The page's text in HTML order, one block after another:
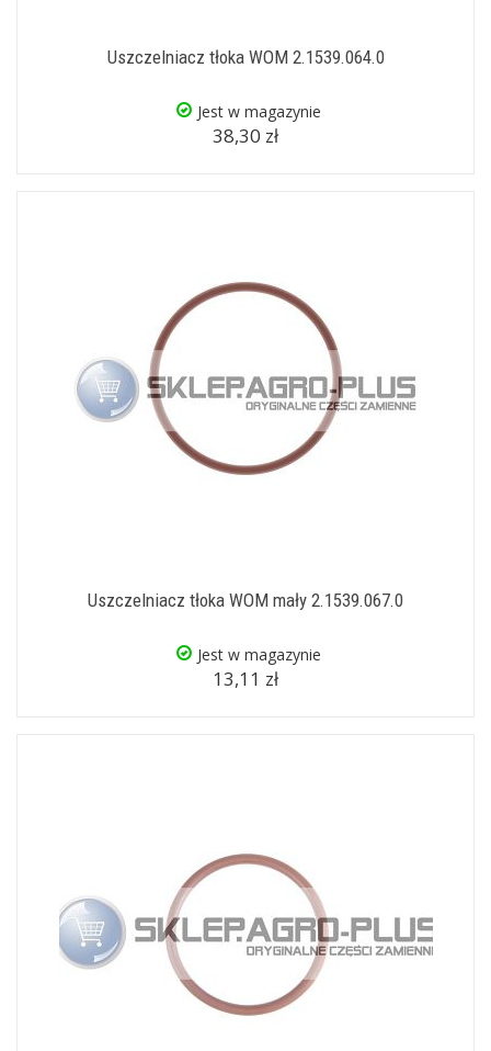
Uszczelniacz tłoka WOM 2.1539.064.0
Jest w magazynie
38,30 zł
Uszczelniacz tłoka WOM mały 2.1539.067.0
Jest w magazynie
13,11 zł